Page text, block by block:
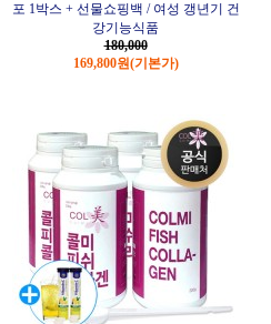
포 1박스 + 선물쇼핑백 / 여성 갱년기 건
강기능식품
180,000
169,800원(기본가)